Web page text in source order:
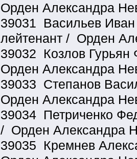
Орден Александра
39031 Васильев
лейтенант / Орден
39032 Козлов Гурьян
Орден Александра
39033 Степанов
Орден Александра
39034 Петриченко
/ Орден Александра
39035 Кремнев